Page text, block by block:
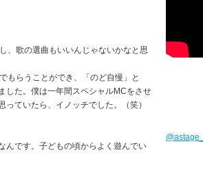
、歌の選曲もいいんじゃないかなと思
もらうことができ、「のど自慢」と
した。僕は一年間スペシャルMCをさせ
ていたら、イノッチでした。（笑）
んです。子どもの頃からよく遊んでい